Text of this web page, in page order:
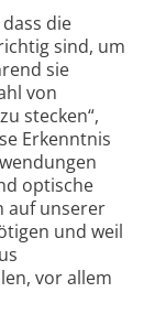
die
sind, um
sie
von
stecken“,
Erkenntnis
optische
auf unserer
und weil
vor allem